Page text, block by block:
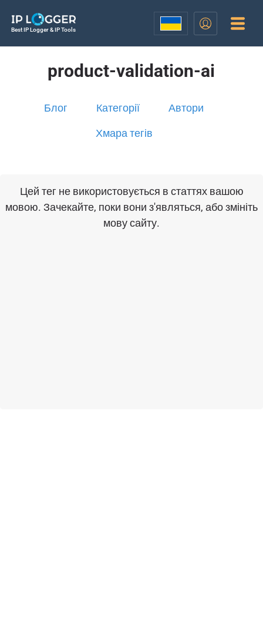
Best IP Logger & IP Tools
product-validation-ai
Блог Категорії Автори
Хмара тегів